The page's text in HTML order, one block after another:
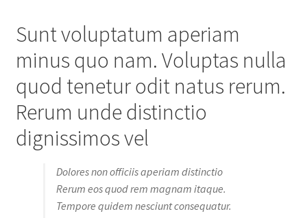
Sunt voluptatum aperiam
minus quo nam. Voluptas nulla
quod tenetur odit natus rerum.
Rerum unde distinctio
dignissimos vel
Dolores non officiis aperiam distinctio
Rerum eos quod rem magnam itaque.
Tempore quidem nesciunt consequatur.